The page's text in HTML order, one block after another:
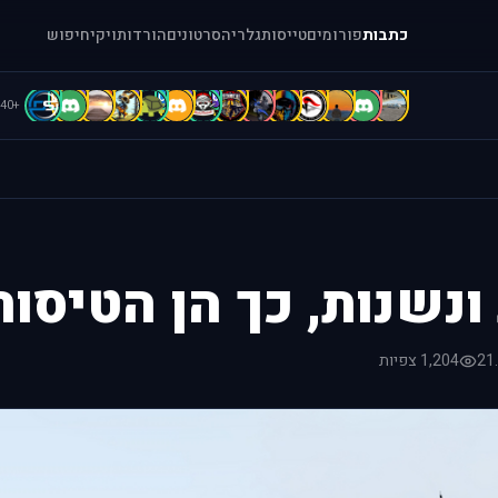
כתבותפורומיםטייסותגלריהסרטוניםהורדותויקיחיפוש
[
a
A
A
A
A
b
b
B
C
C
D
D
D
+40
ונשנות, כך הן
1,204 צפיות